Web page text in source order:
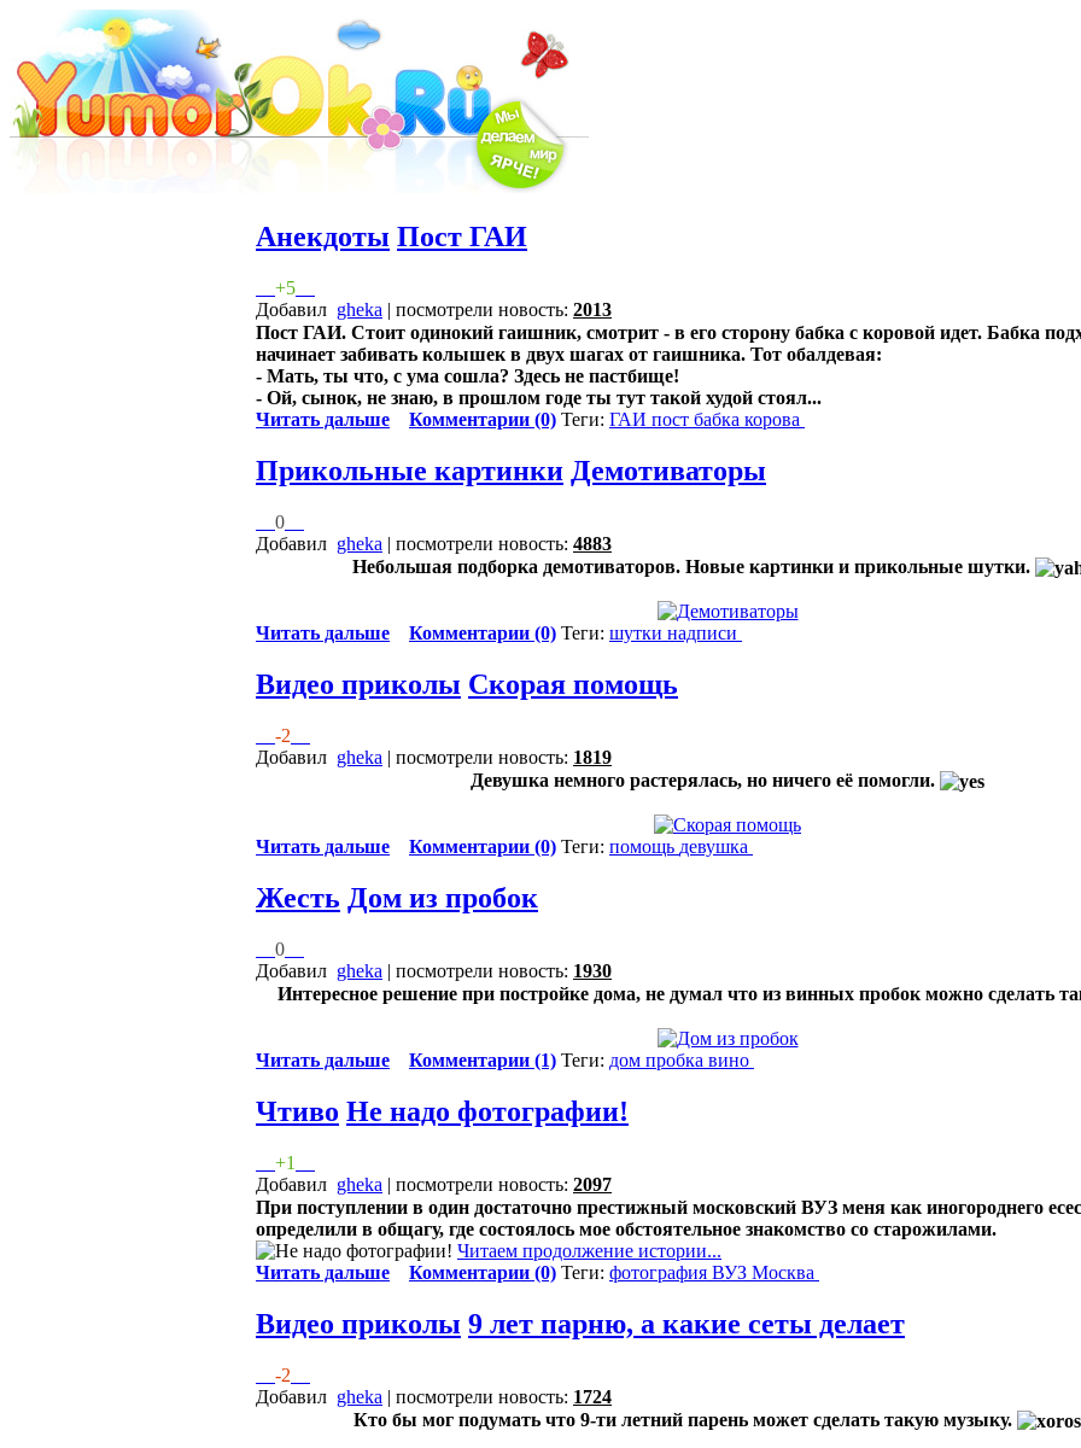
Анекдоты Пост ГАИ
+5
Добавил gheka | посмотрели новость: 2013
Пост ГАИ. Стоит одинокий гаишник, смотрит - в его сторону бабка с коровой идет. Бабка
начинает забивать колышек в двух шагах от гаишника. Тот обалдевая:
- Мать, ты что, с ума сошла? Здесь не пастбище!
- Ой, сынок, не знаю, в прошлом годе ты тут такой худой стоял...
Читать дальше
Комментарии (0) Теги: ГАИ пост бабка корова
Прикольные картинки Демотиваторы
0
Добавил gheka | посмотрели новость: 4883
Небольшая подборка демотиваторов. Новые картинки и прикольные шутки.
Читать дальше Комментарии (0) Теги: шутки надписи
Видео приколы Скорая помощь
-2
Добавил gheka | посмотрели новость: 1819
Девушка немного растерялась, но ничего её помогли.
Читать дальше Комментарии (0) Теги: помощь девушка
Жесть Дом из пробок
0
Добавил gheka | посмотрели новость: 1930
Интересное решение при постройке дома, не думал что из винных пробок можно сделать
Читать дальше Комментарии (1) Теги: дом пробка вино
Чтиво Не надо фотографии!
+1
Добавил gheka | посмотрели новость: 2097
При поступлении в один достаточно престижный московский ВУЗ меня как иногороднего
определили в общагу, где состоялось мое обстоятельное знакомство со старожилами.
Читаем продолжение истории...
Читать дальше
Комментарии (0) Теги: фотография ВУЗ Москва
Видео приколы 9 лет парню, а какие сеты делает
-2
Добавил gheka | посмотрели новость: 1724
Кто бы мог подумать что 9-ти летний парень может сделать такую музыку.